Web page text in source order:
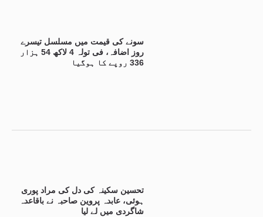
سونے کی قیمت میں مسلسل تیسرے
روز اضافہ، فی تولہ 4 لاکھ 54 ہزار
336 روپے کا ہوگیا
تحسین سکینہ کی دل کی مراد پوری
ہوئی، عابدہ پروین صاحبہ نے باقاعدہ
شاگردی میں لے لیا